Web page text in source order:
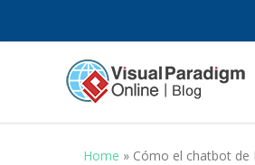
Home » Cómo el chatbot de